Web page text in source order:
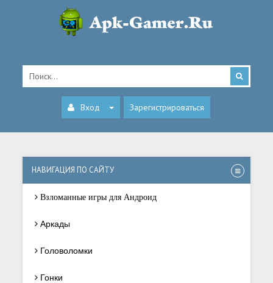
Вход Зарегистрироваться
НАВИГАЦИЯ ПО САЙТУ
Взломанные игры для Андроид
Аркады
Головоломки
Гонки